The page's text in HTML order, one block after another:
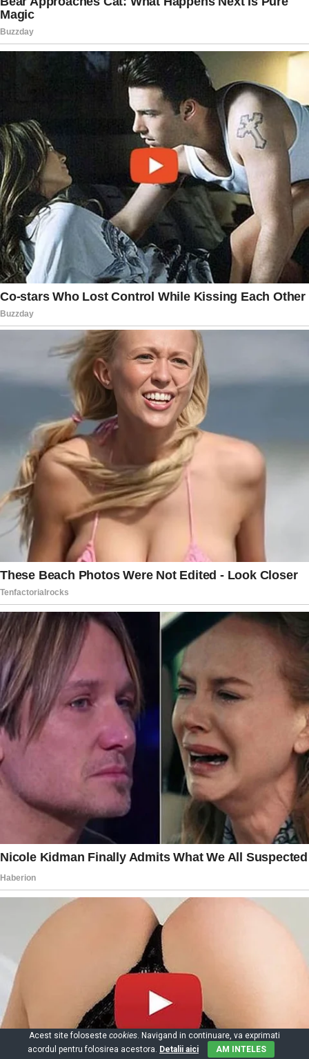
Acest site foloseste cookies. Navigand in continuare, va exprimati
acordul pentru folosirea acestora. Detalii aici AM INTELES